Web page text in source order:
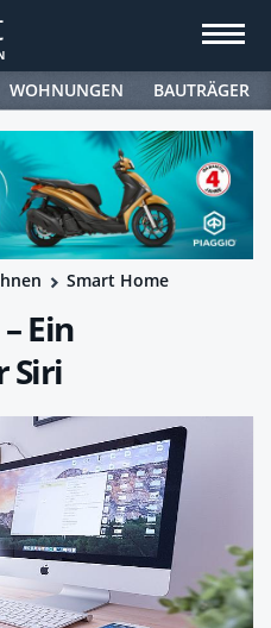
WOHNUNGEN BAUTRÄGER
Smart Home
Ein
Siri